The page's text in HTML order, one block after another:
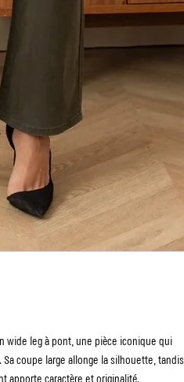
wide leg à pont, une pièce iconique qui
coupe large allonge la silhouette, tandis
apporte caractère et originalité.